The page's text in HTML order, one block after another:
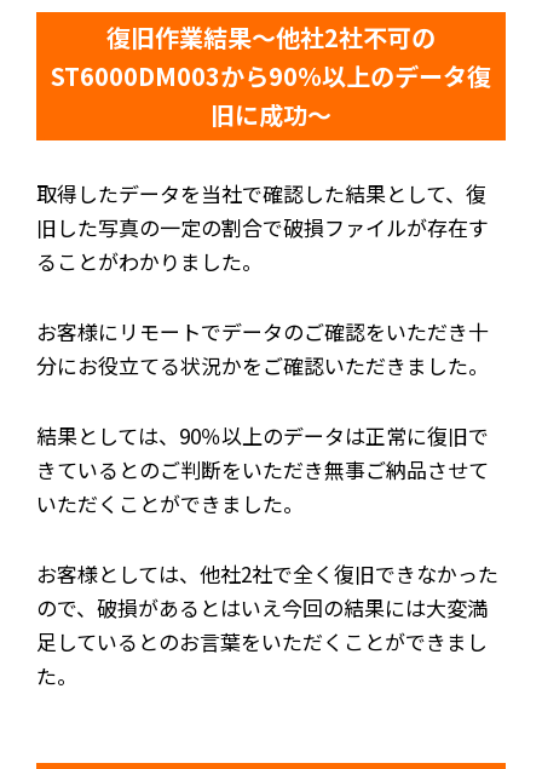
復旧作業結果～他社2社不可の
ST6000DM003から90％以上のデータ復
旧に成功～
取得したデータを当社で確認した結果として、復
旧した写真の一定の割合で破損ファイルが存在す
ることがわかりました。
お客様にリモートでデータのご確認をいただき十
分にお役立てる状況かをご確認いただきました。
結果としては、90％以上のデータは正常に復旧で
きているとのご判断をいただき無事ご納品させて
いただくことができました。
お客様としては、他社2社で全く復旧できなかった
ので、破損があるとはいえ今回の結果には大変満
足しているとのお言葉をいただくことができまし
た。